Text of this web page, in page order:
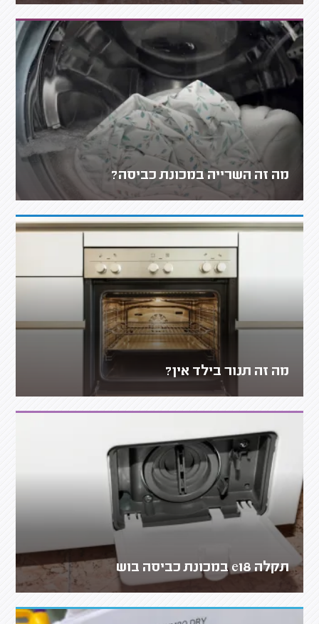
מה זה השרייה במכונת כביסה?
מה זה תנור בילד אין?
תקלה e18 במכונת כביסה בוש